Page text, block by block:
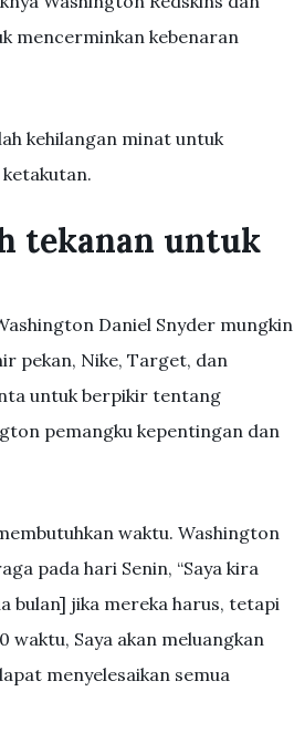
mencerminkan kebenaran
kehilangan minat untuk
tekanan untuk
Daniel Snyder mungkin
pekan, Nike, Target, dan
untuk berpikir tentang
pemangku kepentingan dan
waktu. Washington
pada hari Senin, “Saya kira
bulan] jika mereka harus, tetapi
waktu, Saya akan meluangkan
menyelesaikan semua